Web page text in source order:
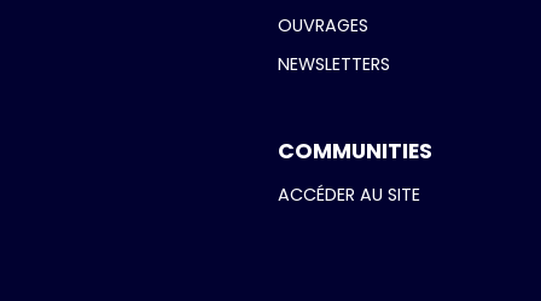
OUVRAGES
NEWSLETTERS
COMMUNITIES
ACCÉDER AU SITE